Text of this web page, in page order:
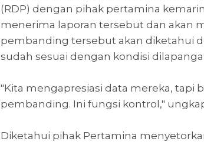
(RDP) dengan pihak pertamina
menerima laporan tersebut dan akan
pembanding tersebut akan diketahui
sudah sesuai dengan kondisi
"Kita mengapresiasi data mereka, tapi
pembanding. Ini fungsi kontrol,"
Diketahui pihak Pertamina